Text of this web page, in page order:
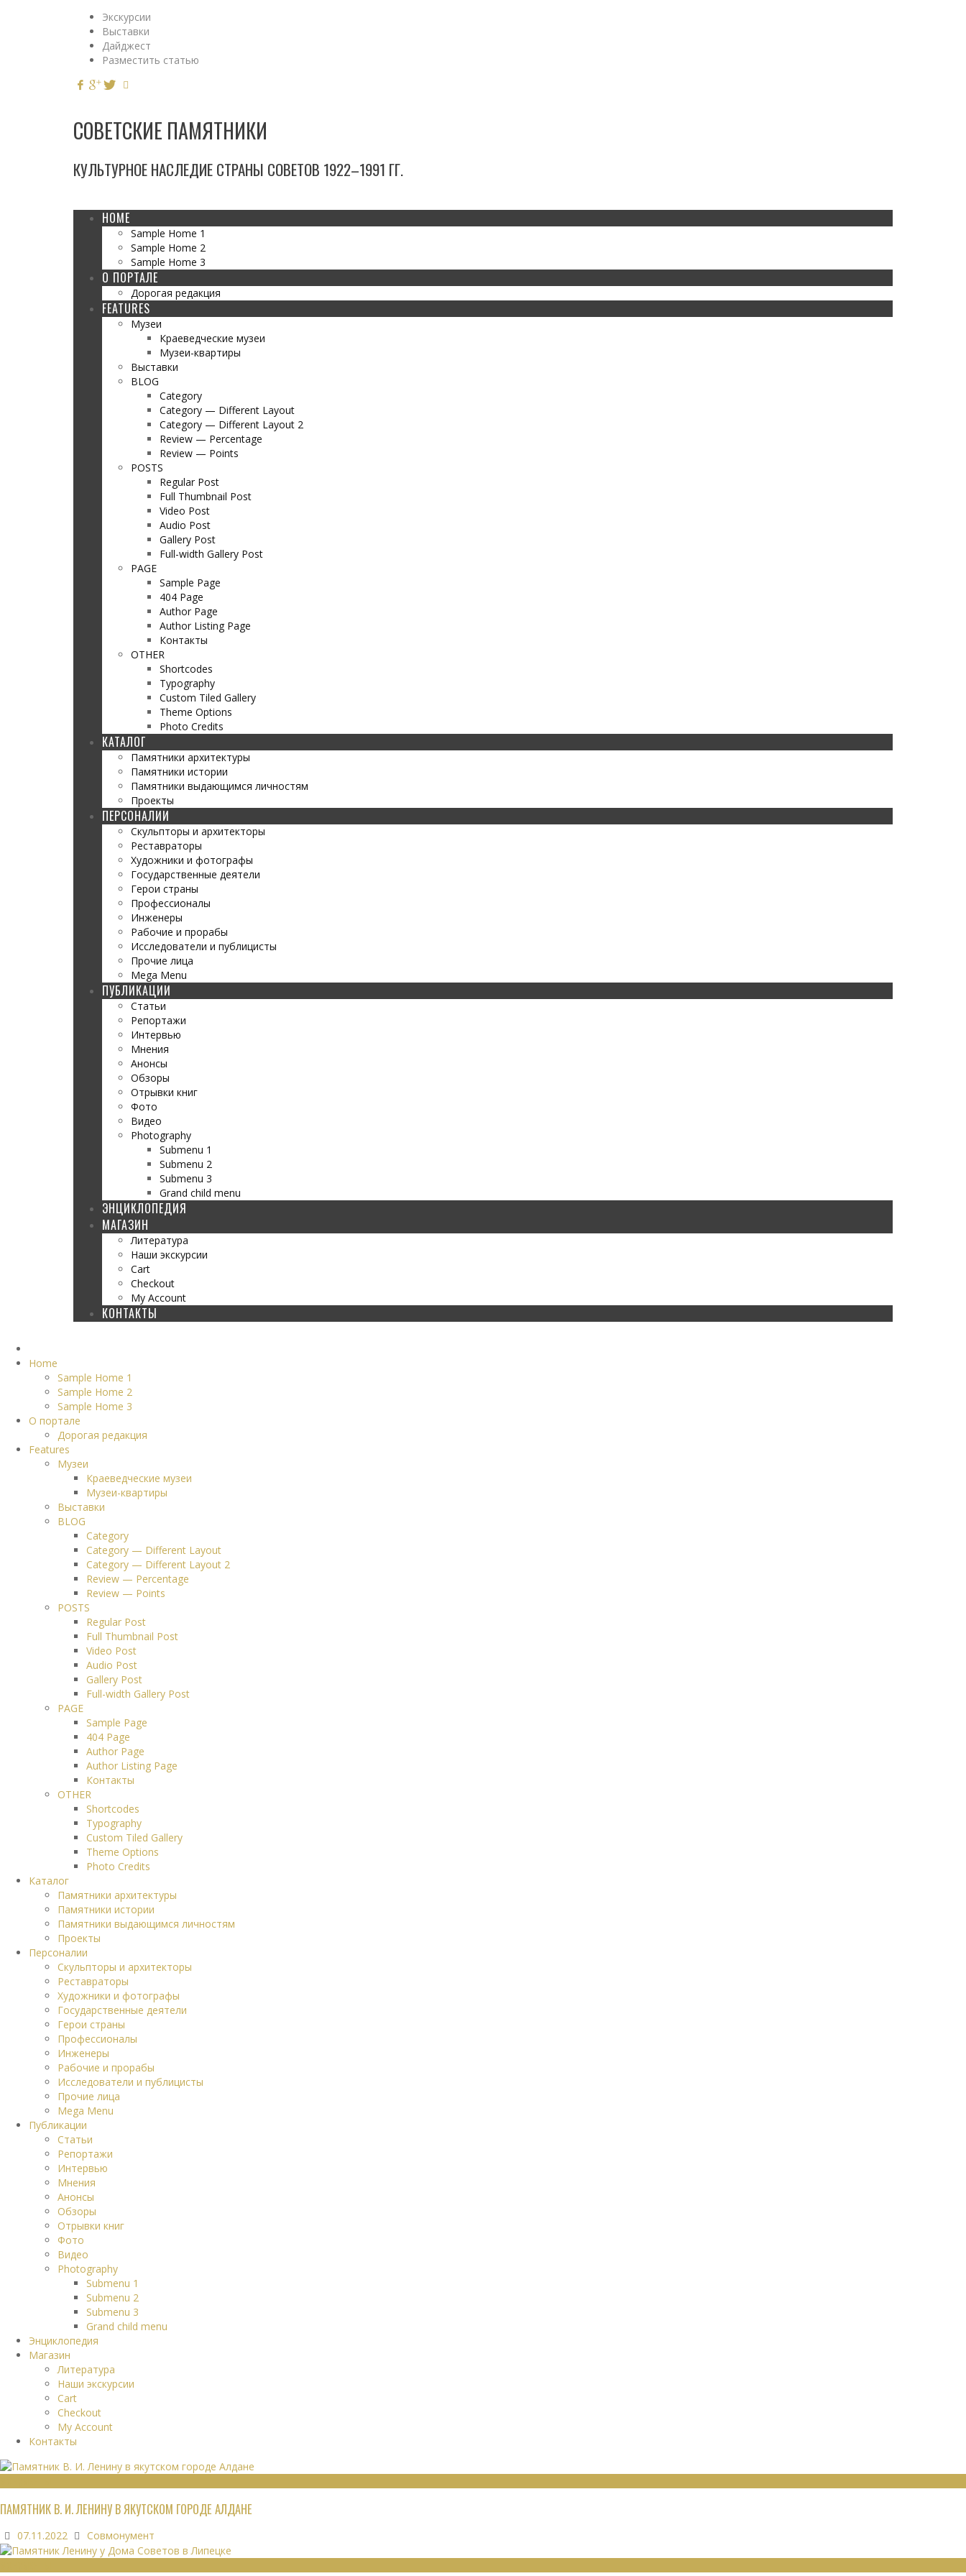
Экскурсии
Выставки
Дайджест
Разместить статью
СОВЕТСКИЕ ПАМЯТНИКИ
КУЛЬТУРНОЕ НАСЛЕДИЕ СТРАНЫ СОВЕТОВ 1922–1991 ГГ.
HOME
Sample Home 1
Sample Home 2
Sample Home 3
О ПОРТАЛЕ
Дорогая редакция
FEATURES
Музеи
Краеведческие музеи
Музеи-квартиры
Выставки
BLOG
Category
Category — Different Layout
Category — Different Layout 2
Review — Percentage
Review — Points
POSTS
Regular Post
Full Thumbnail Post
Video Post
Audio Post
Gallery Post
Full-width Gallery Post
PAGE
Sample Page
404 Page
Author Page
Author Listing Page
Контакты
OTHER
Shortcodes
Typography
Custom Tiled Gallery
Theme Options
Photo Credits
КАТАЛОГ
Памятники архитектуры
Памятники истории
Памятники выдающимся личностям
Проекты
ПЕРСОНАЛИИ
Скульпторы и архитекторы
Реставраторы
Художники и фотографы
Государственные деятели
Герои страны
Профессионалы
Инженеры
Рабочие и прорабы
Исследователи и публицисты
Прочие лица
Mega Menu
ПУБЛИКАЦИИ
Статьи
Репортажи
Интервью
Мнения
Анонсы
Обзоры
Отрывки книг
Фото
Видео
Photography
Submenu 1
Submenu 2
Submenu 3
Grand child menu
ЭНЦИКЛОПЕДИЯ
МАГАЗИН
Литература
Наши экскурсии
Cart
Checkout
My Account
КОНТАКТЫ
Home
Sample Home 1
Sample Home 2
Sample Home 3
О портале
Дорогая редакция
Features
Музеи
Краеведческие музеи
Музеи-квартиры
Выставки
BLOG
Category
Category — Different Layout
Category — Different Layout 2
Review — Percentage
Review — Points
POSTS
Regular Post
Full Thumbnail Post
Video Post
Audio Post
Gallery Post
Full-width Gallery Post
PAGE
Sample Page
404 Page
Author Page
Author Listing Page
Контакты
OTHER
Shortcodes
Typography
Custom Tiled Gallery
Theme Options
Photo Credits
Каталог
Памятники архитектуры
Памятники истории
Памятники выдающимся личностям
Проекты
Персоналии
Скульпторы и архитекторы
Реставраторы
Художники и фотографы
Государственные деятели
Герои страны
Профессионалы
Инженеры
Рабочие и прорабы
Исследователи и публицисты
Прочие лица
Mega Menu
Публикации
Статьи
Репортажи
Интервью
Мнения
Анонсы
Обзоры
Отрывки книг
Фото
Видео
Photography
Submenu 1
Submenu 2
Submenu 3
Grand child menu
Энциклопедия
Магазин
Литература
Наши экскурсии
Cart
Checkout
My Account
Контакты
ПАМЯТНИК В. И. ЛЕНИНУ В ЯКУТСКОМ ГОРОДЕ АЛДАНЕ
07.11.2022 Совмонумент